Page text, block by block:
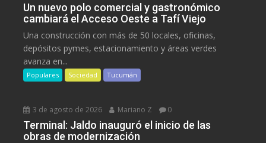
Un nuevo polo comercial y gastronómico
cambiará el Acceso Oeste a Tafí Viejo
Una construcción con más de 50 locales, oficinas,
depósitos pymes, estacionamiento y áreas verdes
avanza en...
Populares Sociedad Tucumán
3 de agosto de 2026 Mariano Z 0
Terminal: Jaldo inauguró el inicio de las
obras de modernización